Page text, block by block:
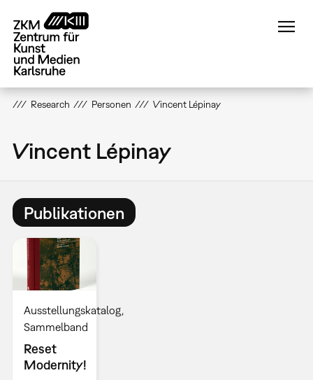
zum
Inhalt
Research Personen Vincent Lépinay
Vincent Lépinay
Publikationen
Ausstellungskatalog
Sammelband
Reset
Modernity!